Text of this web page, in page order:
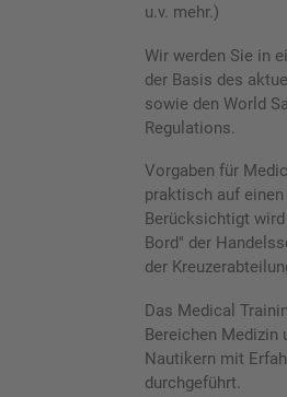
u.v. mehr.)
Wir werden Sie in
der Basis des
sowie den World
Regulations.
Vorgaben für
praktisch auf
Berücksichtigt
Bord" der
der
Das Medical
Bereichen Medizin
Nautikern mit
durchgeführt.